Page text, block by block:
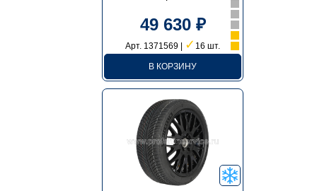
49 630 ₽
Арт. 1371569 | ✓ 16 шт.
В КОРЗИНУ